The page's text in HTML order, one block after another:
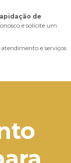
lapidação de
e solicite um
e serviços